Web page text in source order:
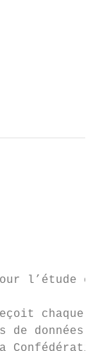
pour
chaque
de
la